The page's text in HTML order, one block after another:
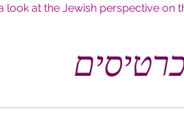
look at the Jewish perspective on